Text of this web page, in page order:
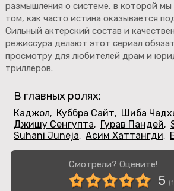
размышления о системе, в которой
том, как часто истина оказывается
Сильный актерский состав и
режиссура делают этот сериал
просмотру для любителей драм и
триллеров.
В главных ролях:
Каджол, Куббра Сайт, Шиба
Джишу Сенгупта, Гурав Пандей,
Suhani Juneja, Асим Хаттангди,
Смотрели? Оцените!
5 (1